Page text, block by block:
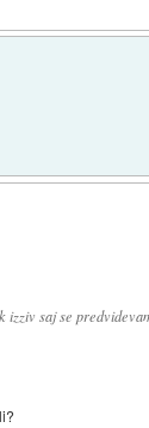
saj se